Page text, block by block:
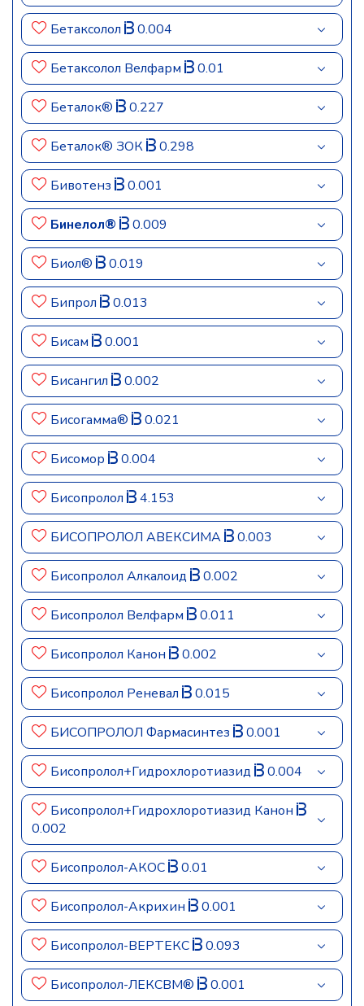
Бетаксолол 0.004
Бетаксолол Велфарм 0.01
Беталок® 0.227
Беталок® ЗОК 0.298
Бивотенз 0.001
Бинелол® 0.009
Биол® 0.019
Бипрол 0.013
Бисам 0.001
Бисангил 0.002
Бисогамма® 0.021
Бисомор 0.004
Бисопролол 4.153
БИСОПРОЛОЛ АВЕКСИМА 0.003
Бисопролол Алкалоид 0.002
Бисопролол Велфарм 0.011
Бисопролол Канон 0.002
Бисопролол Реневал 0.015
БИСОПРОЛОЛ Фармасинтез 0.001
Бисопролол+Гидрохлоротиазид 0.004
Бисопролол+Гидрохлоротиазид Канон
0.002
Бисопролол-АКОС 0.01
Бисопролол-Акрихин 0.001
Бисопролол-ВЕРТЕКС 0.093
Бисопролол-ЛЕКСВМ® 0.001